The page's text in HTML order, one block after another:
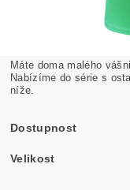
Máte doma malého
Nabízíme do série s
níže.
Dostupnost
Velikost